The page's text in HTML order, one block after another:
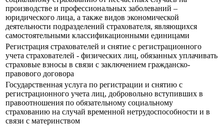
производстве и профессиональных заболеваний –
юридического лица, а также видов экономической
деятельности подразделений страхователя, являющихся
самостоятельными классификационными единицами
Регистрация страхователей и снятие с регистрационного
учета страхователей - физических лиц, обязанных уплачивать
страховые взносы в связи с заключением гражданско-
правового договора
Государственная услуга по регистрации и снятию с
регистрационного учета лиц, добровольно вступивших в
правоотношения по обязательному социальному
страхованию на случай временной нетрудоспособности и в
связи с материнством